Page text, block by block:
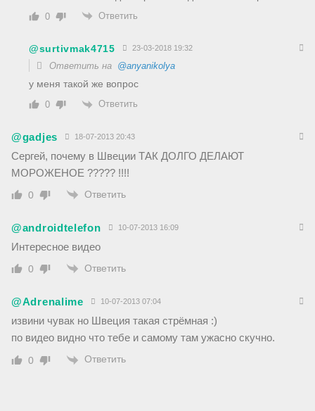
0 Ответить
@surtivmak4715 23-03-2018 19:32
Ответить на @anyanikolya
у меня такой же вопрос
0 Ответить
@gadjes 18-07-2013 20:43
Сергей, почему в Швеции ТАК ДОЛГО ДЕЛАЮТ
МОРОЖЕНОЕ ????? !!!!
0 Ответить
@androidtelefon 10-07-2013 16:09
Интересное видео
0 Ответить
@Adrenalime 10-07-2013 07:04
извини чувак но Швеция такая стрёмная :)
по видео видно что тебе и самому там ужасно скучно.
0 Ответить